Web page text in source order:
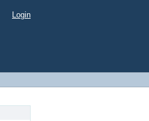
Login